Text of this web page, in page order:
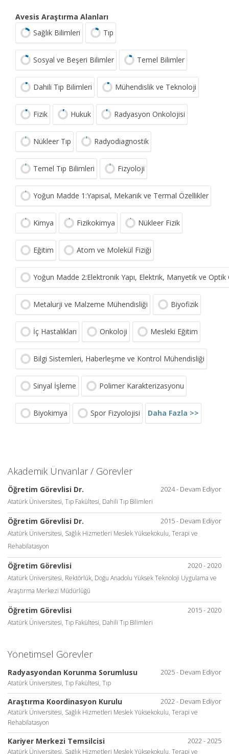
Avesis Araştırma Alanları
Sağlık Bilimleri
Tıp
Sosyal ve Beşeri Bilimler Temel Bilimler
Dahili Tıp Bilimleri Mühendislik ve Teknoloji
Fizik Hukuk Radyasyon Onkolojisi
Nükleer Tıp Radyodiagnostik
Temel Tıp Bilimleri Fizyoloji
Yoğun Madde 1:Yapısal, Mekanik ve Termal Özellikler
Kimya Fizikokimya Nükleer Fizik
Eğitim Atom ve Molekül Fiziği
Yoğun Madde 2:Elektronik Yapı, Elektrik, Manyetik ve Optik
Metalurji ve Malzeme Mühendisliği Biyofizik
İç Hastalıkları Onkoloji Mesleki Eğitim
Bilgi Sistemleri, Haberleşme ve Kontrol Mühendisliği
Sinyal İşleme Polimer Karakterizasyonu
Biyokimya Spor Fizyolojisi Daha Fazla >>
Akademik Ünvanlar / Görevler
2024 - Devam Ediyor
Öğretim Görevlisi Dr.
Atatürk Üniversitesi, Tıp Fakültesi, Dahili Tıp Bilimleri
2015 - Devam Ediyor
Öğretim Görevlisi Dr.
Atatürk Üniversitesi, Sağlık Hizmetleri Meslek Yüksekokulu, Terapi ve
Rehabilatasyon
2020 - 2020
Öğretim Görevlisi
Atatürk Üniversitesi, Rektörlük, Doğu Anadolu Yüksek Teknoloji Uygulama ve
Araştırma Merkezi Müdürlüğü
2015 - 2020
Öğretim Görevlisi
Atatürk Üniversitesi, Tıp Fakültesi, Dahili Tıp Bilimleri
Yönetimsel Görevler
2025 - Devam Ediyor
Radyasyondan Korunma Sorumlusu
Atatürk Üniversitesi, Tıp Fakültesi, Tıp
2022 - Devam Ediyor
Araştırma Koordinasyon Kurulu
Atatürk Üniversitesi, Sağlık Hizmetleri Meslek Yüksekokulu, Terapi ve
Rehabilatasyon
2022 - 2025
Kariyer Merkezi Temsilcisi
Atatürk Üniversitesi, Sağlık Hizmetleri Meslek Yüksekokulu, Terapi ve